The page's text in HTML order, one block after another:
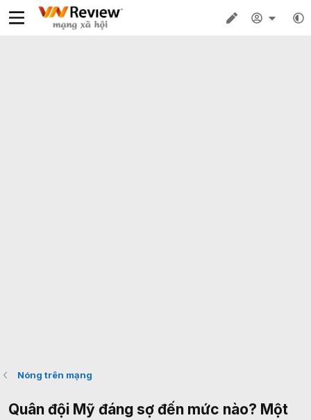
Nóng trên mạng
Quân đội Mỹ đáng sợ đến mức nào? Một